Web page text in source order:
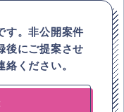
す。非公開案件
後にご提案させ
ください。